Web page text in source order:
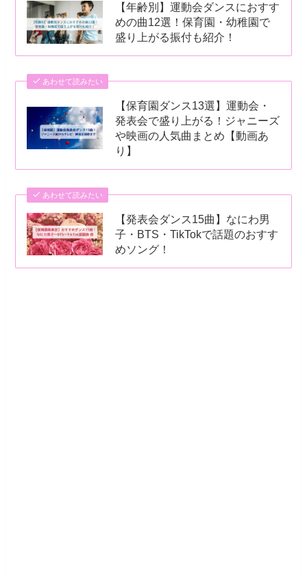
【年齢別】運動会ダンスにおすす
めの曲12選！保育園・幼稚園で
盛り上がる振付も紹介！
あわせて読みたい
【保育園ダンス13選】運動会・
発表会で盛り上がる！ジャニーズ
や映画の人気曲まとめ【動画あ
り】
あわせて読みたい
【発表会ダンス15曲】なにわ男
子・BTS・TikTokで話題のおすす
めソング！